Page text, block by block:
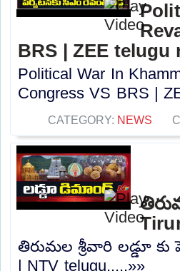
BRS | ZEE telugu
Political War In
Congress VS BRS |
CATEGORY: NEWS
తిరుమల శ్రీవారి లడ్డూ కు
| NTV telugu.....»»